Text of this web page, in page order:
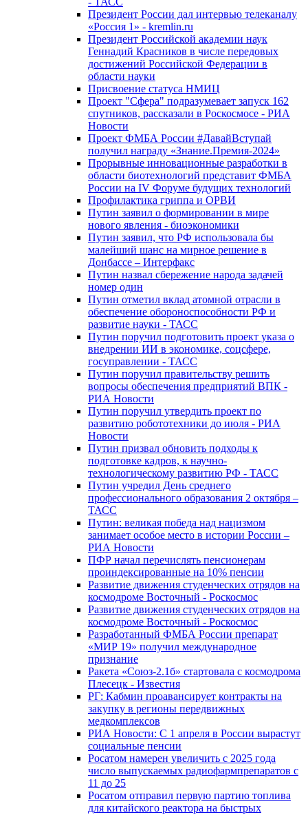
Президент России дал интервью телеканалу
«Россия 1» - kremlin.ru
Президент Российской академии наук
Геннадий Красников в числе передовых
достижений Российской Федерации в
области науки
Присвоение статуса НМИЦ
Проект "Сфера" подразумевает запуск 162
спутников, рассказали в Роскосмосе - РИА
Новости
Проект ФМБА России #ДавайВступай
получил награду «Знание.Премия-2024»
Прорывные инновационные разработки в
области биотехнологий представит ФМБА
России на IV Форуме будущих технологий
Профилактика гриппа и ОРВИ
Путин заявил о формировании в мире
нового явления - биоэкономики
Путин заявил, что РФ использовала бы
малейший шанс на мирное решение в
Донбассе – Интерфакс
Путин назвал сбережение народа задачей
номер один
Путин отметил вклад атомной отрасли в
обеспечение обороноспособности РФ и
развитие науки - ТАСС
Путин поручил подготовить проект указа о
внедрении ИИ в экономике, соцсфере,
госуправлении - ТАСС
Путин поручил правительству решить
вопросы обеспечения предприятий ВПК -
РИА Новости
Путин поручил утвердить проект по
развитию робототехники до июля - РИА
Новости
Путин призвал обновить подходы к
подготовке кадров, к научно-
технологическому развитию РФ - ТАСС
Путин учредил День среднего
профессионального образования 2 октября –
ТАСС
Путин: великая победа над нацизмом
занимает особое место в истории России –
РИА Новости
ПФР начал перечислять пенсионерам
проиндексированные на 10% пенсии
Развитие движения студенческих отрядов на
космодроме Восточный - Роскосмос
Развитие движения студенческих отрядов на
космодроме Восточный - Роскосмос
Разработанный ФМБА России препарат
«МИР 19» получил международное
признание
Ракета «Союз-2.1б» стартовала с космодрома
Плесецк - Известия
РГ: Кабмин проавансирует контракты на
закупку в регионы передвижных
медкомплексов
РИА Новости: С 1 апреля в России вырастут
социальные пенсии
Росатом намерен увеличить с 2025 года
число выпускаемых радиофармпрепаратов с
11 до 25
Росатом отправил первую партию топлива
для китайского реактора на быстрых